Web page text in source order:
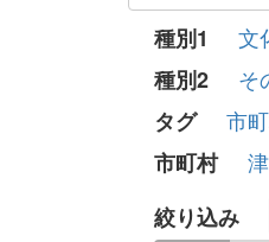
種別1 文
種別2 そ
タグ 市
市町村
絞り込み